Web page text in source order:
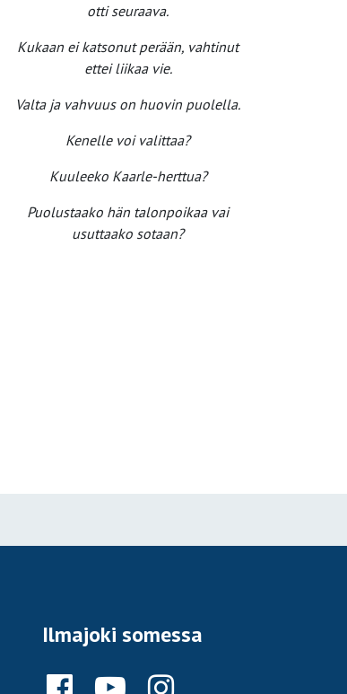
otti seuraava.
Kukaan ei katsonut perään, vahtinut
ettei liikaa vie.
Valta ja vahvuus on huovin puolella.
Kenelle voi valittaa?
Kuuleeko Kaarle-herttua?
Puolustaako hän talonpoikaa vai
usuttaako sotaan?
Ilmajoki somessa